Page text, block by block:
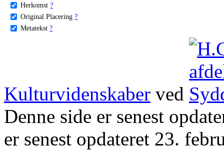
Herkomst ?
Original Placering ?
Metatekst ?
Kulturvidenskaber ved
Denne side er senest
er senest opdateret 23.